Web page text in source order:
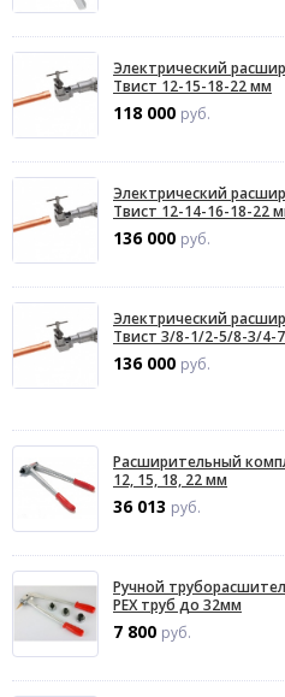
Электрический
Твист 12-15-18-22 мм
118 000 руб.
Электрический
Твист 12-14-16-18-22
136 000 руб.
Электрический
Твист 3/8-1/2-5/8-3/4-
136 000 руб.
Расширительный
12, 15, 18, 22 мм
36 013 руб.
Ручной
PEX труб до 32мм
7 800 руб.